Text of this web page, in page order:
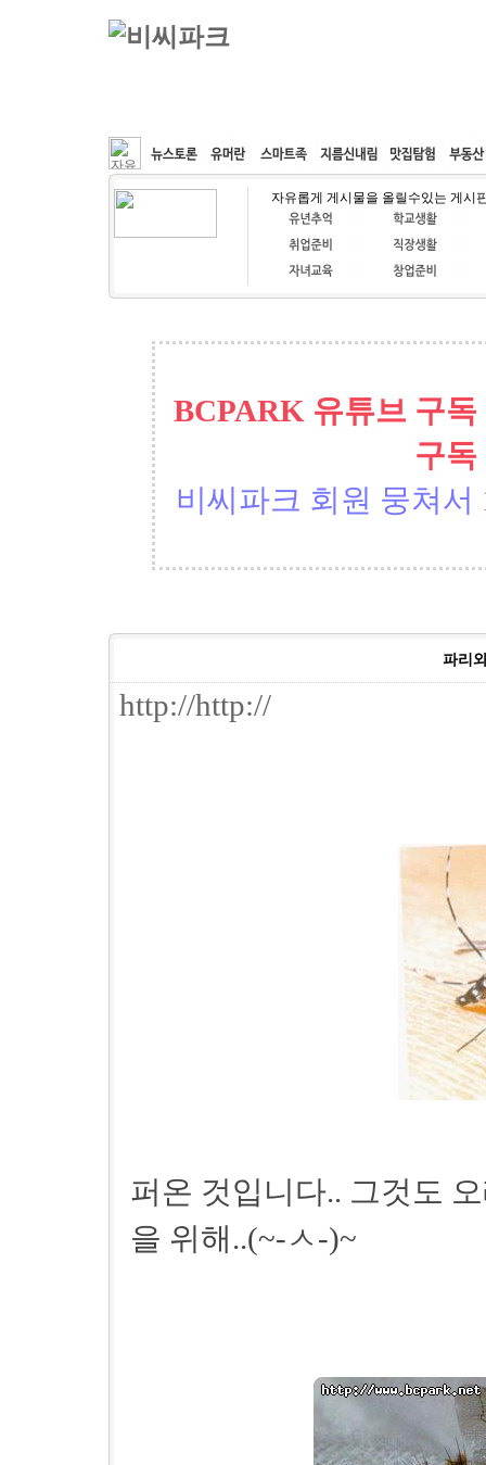
커뮤니티 속도패치 웹호스팅 공동구매
자유롭게 게시물을 올릴수있는 게시
BCPARK 유튜브 구
구독
비씨파크 회원 뭉쳐서
파리
http://http://
퍼온 것입니다.. 그것도
을 위해..(~-ㅅ-)~